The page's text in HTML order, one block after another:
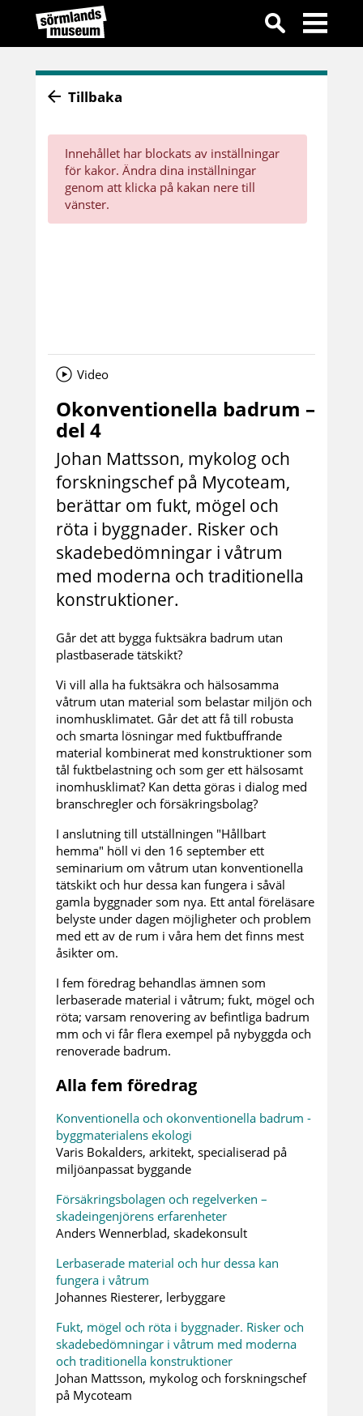
Tillbaka
Innehållet har blockats av inställningar
för kakor. Ändra dina inställningar
genom att klicka på kakan nere till
vänster.
Video
Okonventionella badrum –
del 4
Johan Mattsson, mykolog och
forskningschef på Mycoteam,
berättar om fukt, mögel och
röta i byggnader. Risker och
skadebedömningar i våtrum
med moderna och traditionella
konstruktioner.
Går det att bygga fuktsäkra badrum utan
plastbaserade tätskikt?
Vi vill alla ha fuktsäkra och hälsosamma
våtrum utan material som belastar miljön och
inomhusklimatet. Går det att få till robusta
och smarta lösningar med fuktbuffrande
material kombinerat med konstruktioner som
tål fuktbelastning och som ger ett hälsosamt
inomhusklimat? Kan detta göras i dialog med
branschregler och försäkringsbolag?
I anslutning till utställningen "Hållbart
hemma" höll vi den 16 september ett
seminarium om våtrum utan konventionella
tätskikt och hur dessa kan fungera i såväl
gamla byggnader som nya. Ett antal föreläsare
belyste under dagen möjligheter och problem
med ett av de rum i våra hem det finns mest
åsikter om.
I fem föredrag behandlas ämnen som
lerbaserade material i våtrum; fukt, mögel och
röta; varsam renovering av befintliga badrum
mm och vi får flera exempel på nybyggda och
renoverade badrum.
Alla fem föredrag
Konventionella och okonventionella badrum -
byggmaterialens ekologi
Varis Bokalders, arkitekt, specialiserad på
miljöanpassat byggande
Försäkringsbolagen och regelverken –
skadeingenjörens erfarenheter
Anders Wennerblad, skadekonsult
Lerbaserade material och hur dessa kan
fungera i våtrum
Johannes Riesterer, lerbyggare
Fukt, mögel och röta i byggnader. Risker och
skadebedömningar i våtrum med moderna
och traditionella konstruktioner
Johan Mattsson, mykolog och forskningschef
på Mycoteam